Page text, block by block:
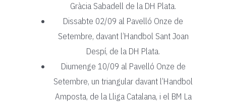
Gràcia Sabadell de la DH Plata.
Dissabte 02/09 al Pavelló Onze de
Setembre, davant l’Handbol Sant Joan
Despí, de la DH Plata.
Diumenge 10/09 al Pavelló Onze de
Setembre, un triangular davant l’Handbol
Amposta, de la Lliga Catalana, i el BM La